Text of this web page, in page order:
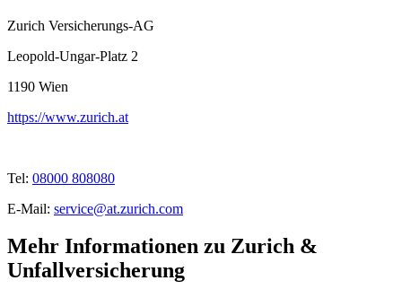
Zurich Versicherungs-AG
Leopold-Ungar-Platz 2
1190 Wien
https://www.zurich.at
Tel: 08000 808080
E-Mail: service@at.zurich.com
Mehr Informationen zu Zurich &
Unfallversicherung